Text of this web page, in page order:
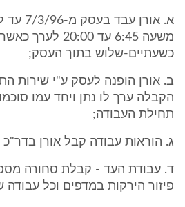
משעה 6:45 עד
כשעתיים-שלוש בתוך העסק;
ב. אורן הופנה לעסק ע"י שירות
הקבלה ערך לו נתן ויחד עמו
תחילת העבודה;
ג. הוראות עבודה קבל אורן
ד. עבודת העד - קבלת סחורה
פיזור הירקות במדפים וכל